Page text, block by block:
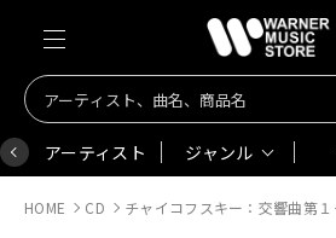
アーティスト ジャンル
HOME CD